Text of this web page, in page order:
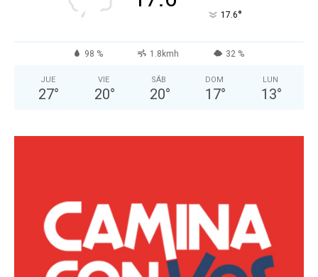
17.6°
98 % 1.8kmh 32 %
JUE
27°
VIE
20°
SÁB
20°
DOM
17°
LUN
13°